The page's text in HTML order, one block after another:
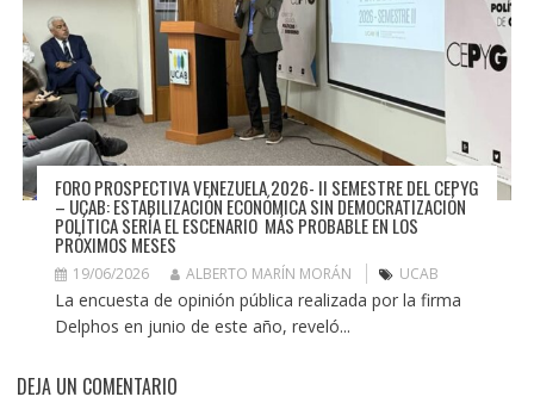
FORO PROSPECTIVA VENEZUELA 2026- II SEMESTRE DEL CEPYG
– UCAB: ESTABILIZACIÓN ECONÓMICA SIN DEMOCRATIZACIÓN
POLÍTICA SERÍA EL ESCENARIO MÁS PROBABLE EN LOS
PRÓXIMOS MESES
19/06/2026 ALBERTO MARÍN MORÁN UCAB
La encuesta de opinión pública realizada por la firma
Delphos en junio de este año, reveló...
DEJA UN COMENTARIO